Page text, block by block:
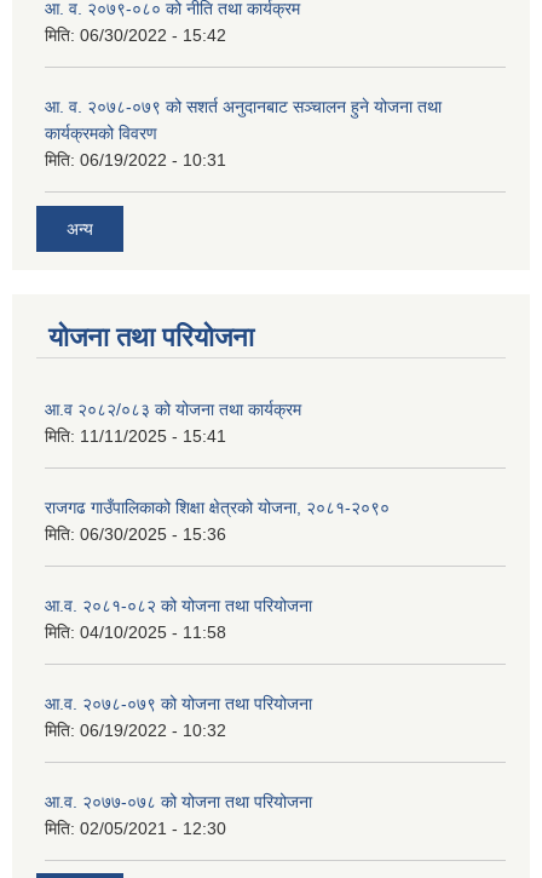
आ. व. २०७९-०८० को नीति तथा कार्यक्रम
मिति: 06/30/2022 - 15:42
आ. व. २०७८-०७९ को सशर्त अनुदानबाट सञ्चालन हुने योजना तथा
कार्यक्रमको विवरण
मिति: 06/19/2022 - 10:31
अन्य
योजना तथा परियोजना
आ.व २०८२/०८३ को योजना तथा कार्यक्रम
मिति: 11/11/2025 - 15:41
राजगढ गाउँपालिकाको शिक्षा क्षेत्रको योजना, २०८१-२०९०
मिति: 06/30/2025 - 15:36
आ.व. २०८१-०८२ को योजना तथा परियोजना
मिति: 04/10/2025 - 11:58
आ.व. २०७८-०७९ को योजना तथा परियोजना
मिति: 06/19/2022 - 10:32
आ.व. २०७७-०७८ को योजना तथा परियोजना
मिति: 02/05/2021 - 12:30